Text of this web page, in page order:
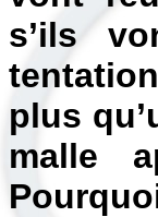
s’ils
plus
malle